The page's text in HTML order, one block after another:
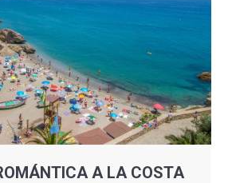
A LA COSTA